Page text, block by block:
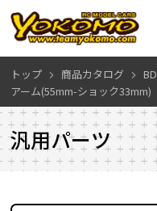
トップ 商品カタログ
アーム(55mm-ショック33mm)
汎用パーツ